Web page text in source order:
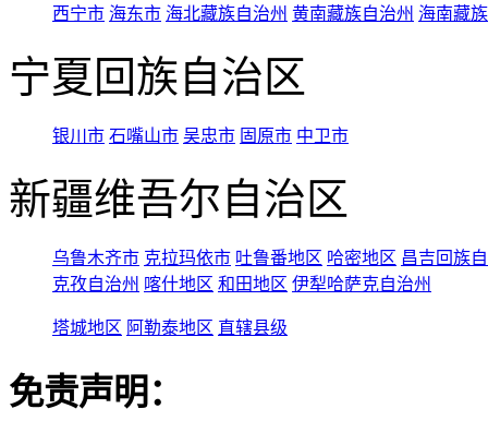
西宁市 海东市 海北藏族自治州 黄南藏族自治州 海南藏
宁夏回族自治区
银川市 石嘴山市 吴忠市 固原市 中卫市
新疆维吾尔自治区
乌鲁木齐市 克拉玛依市 吐鲁番地区 哈密地区 昌吉回族
克孜自治州 喀什地区 和田地区 伊犁哈萨克自治州
塔城地区 阿勒泰地区 直辖县级
免责声明：